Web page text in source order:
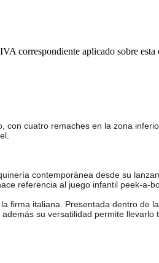
correspondiente aplicado sobre esta
con cuatro remaches en la zona
contemporánea desde su
referencia al juego infantil peek-
firma italiana. Presentada dentro de
su versatilidad permite